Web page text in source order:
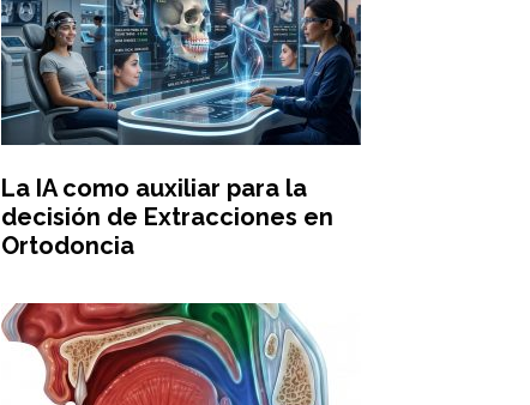
La IA como auxiliar para la
decisión de Extracciones en
Ortodoncia